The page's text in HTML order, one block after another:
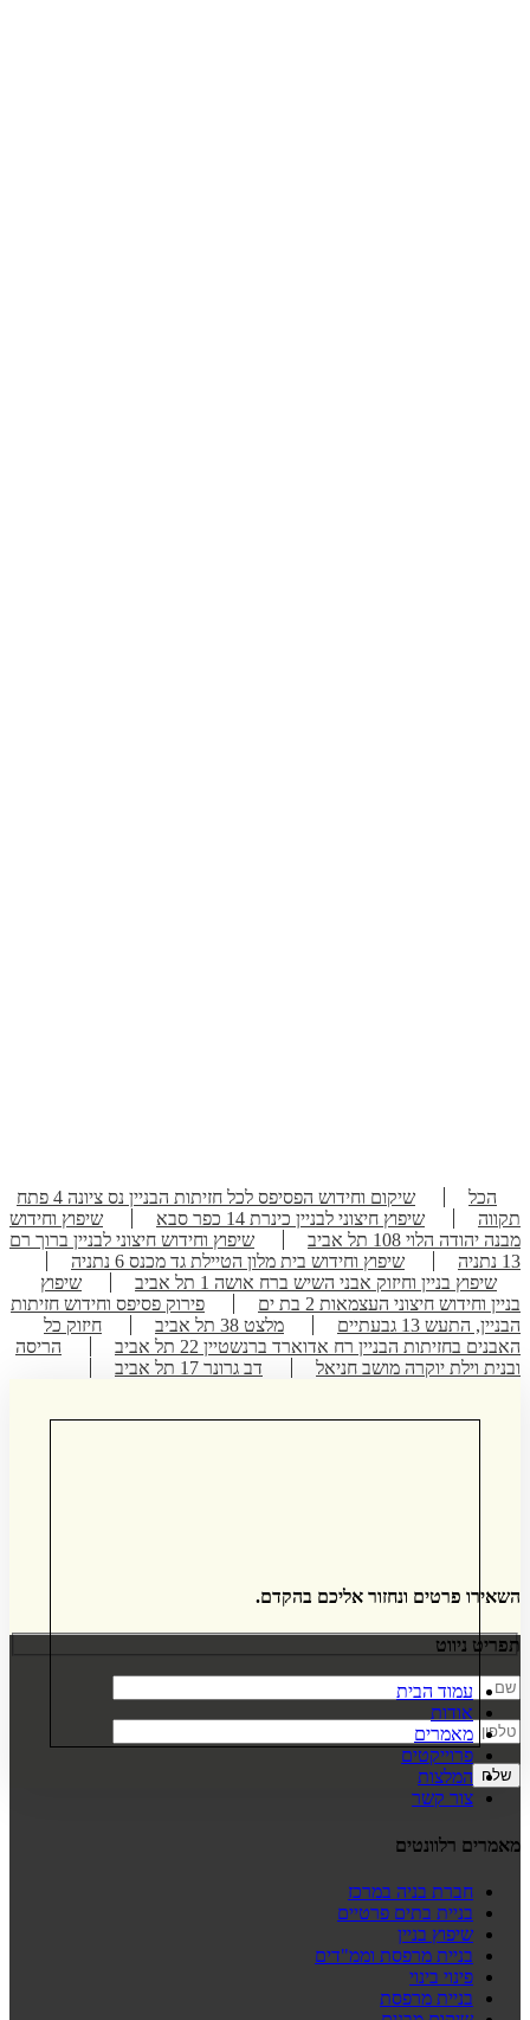
הכל
שיקום וחידוש הפסיפס לכל חזיתות הבניין נס ציונה 4 פתח
תקווה
שיפוץ חיצוני לבניין כינרת 14 כפר סבא
שיפוץ וחידוש
מבנה יהודה הלוי 108 תל אביב
שיפוץ וחידוש חיצוני לבניין ברוך רם
13 נתניה
שיפוץ וחידוש בית מלון הטיילת גד מכנס 6 נתניה
שיפוץ בניין וחיזוק אבני השיש ברח אושה 1 תל אביב
שיפוץ
בניין וחידוש חיצוני העצמאות 2 בת ים
פירוק פסיפס וחידוש חזיתות
הבניין, התעש 13 גבעתיים
מלצט 38 תל אביב
חיזוק כל
האבנים בחזיתות הבניין רח אדוארד ברנשטיין 22 תל אביב
הריסה
ובנית וילת יוקרה מושב חניאל
דב גרונר 17 תל אביב
השאירו פרטים ונחזור אליכם בהקדם.
תפריט ניווט
עמוד הבית
אודות
מאמרים
פרוייקטים
המלצות
צור קשר
מאמרים רלוונטים
חברת בניה במרכז
בניית בתים פרטיים
שיפוץ בניין
בניית מרפסת וממ"דים
פינוי בינוי
בניית מרפסת